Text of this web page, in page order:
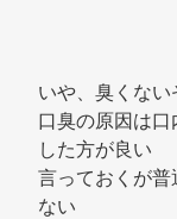
いや、臭くない
口臭の原因は
した方が良い
言っておくが
ない